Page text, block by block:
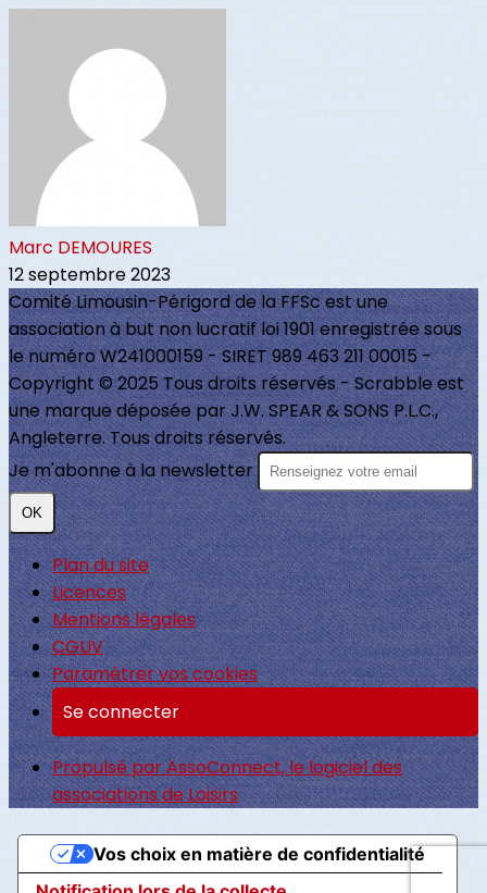
Marc DEMOURES
12 septembre 2023
Comité Limousin-Périgord de la FFSc est une
association à but non lucratif loi 1901 enregistrée sous
le numéro W241000159 - SIRET 989 463 211 00015 -
Copyright © 2025 Tous droits réservés - Scrabble est
une marque déposée par J.W. SPEAR & SONS P.L.C.,
Angleterre. Tous droits réservés.
Je m'abonne à la newsletter
OK
Plan du site
Licences
Mentions légales
CGUV
Paramétrer vos cookies
Se connecter
Propulsé par AssoConnect, le logiciel des
associations de Loisirs
Vos choix en matière de confidentialité